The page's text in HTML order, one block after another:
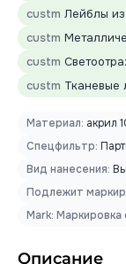
custm Лейблы
custm
custm
custm Тканевые
Материал: акрил
Спецфильтр:
Вид нанесения:
Подлежит
Mark: Маркировка
Описание